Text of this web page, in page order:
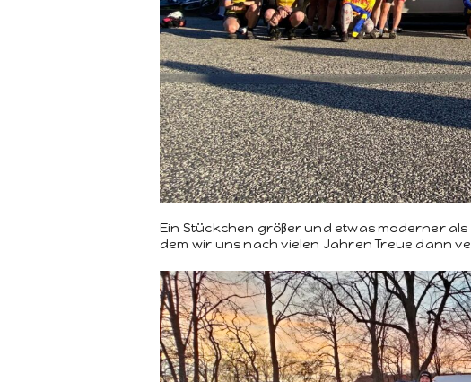
Ein Stückchen größer und etwas mod­ern­er
dem wir uns nach vie­len Jahren Treue dann